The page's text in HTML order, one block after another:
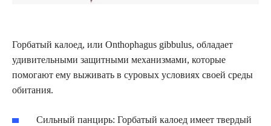
Горбатый калоед, или Onthophagus gibbulus, обладает
удивительными защитными механизмами, которые
помогают ему выживать в суровых условиях своей среды
обитания.
Сильный панцирь: Горбатый калоед имеет твердый